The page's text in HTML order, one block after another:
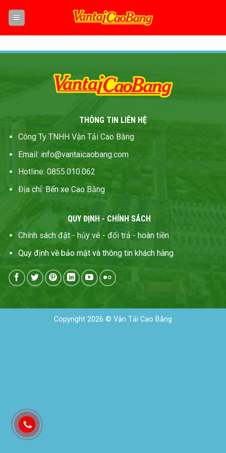
THÔNG TIN LIÊN HỆ
Công Ty TNHH Vận Tải Cao Bằng
Email: info@vantaicaobang.com
Hotline: 0855.010.062
Địa chỉ: Bến xe Cao Bằng
QUY ĐỊNH - CHÍNH SÁCH
Chính sách đặt - hủy vé - đổi trả - hoàn tiền
Quy định về bảo mật và thông tin khách hàng
Copyright 2026 © Vận Tải Cao Bằng